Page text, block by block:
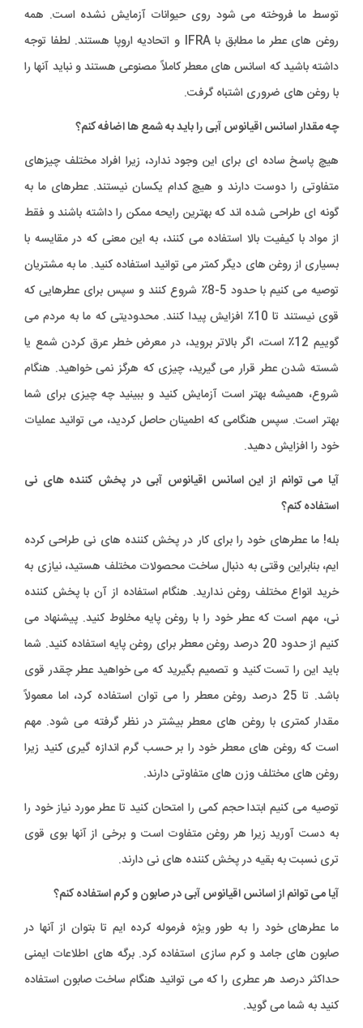
توسط ما فروخته می شود روی حیوانات آزمایش نشده است. همه
روغن های عطر ما مطابق با IFRA و اتحادیه اروپا هستند. لطفا توجه
داشته باشید که اسانس های معطر کاملاً مصنوعی هستند و نباید آنها را
با روغن های ضروری اشتباه گرفت.
چه مقدار اسانس اقیانوس آبی را باید به شمع ها اضافه کنم؟
هیچ پاسخ ساده ای برای این وجود ندارد، زیرا افراد مختلف چیزهای
متفاوتی را دوست دارند و هیچ کدام یکسان نیستند. عطرهای ما به
گونه ای طراحی شده اند که بهترین رایحه ممکن را داشته باشند و فقط
از مواد با کیفیت بالا استفاده می کنند، به این معنی که در مقایسه با
بسیاری از روغن های دیگر کمتر می توانید استفاده کنید. ما به مشتریان
توصیه می کنیم با حدود 5-8٪ شروع کنند و سپس برای عطرهایی که
قوی نیستند تا 10٪ افزایش پیدا کنند. محدودیتی که ما به مردم می
گوییم 12٪ است، اگر بالاتر بروید، در معرض خطر عرق کردن شمع یا
شسته شدن عطر قرار می گیرید، چیزی که هرگز نمی خواهید. هنگام
شروع، همیشه بهتر است آزمایش کنید و ببینید چه چیزی برای شما
بهتر است. سپس هنگامی که اطمینان حاصل کردید، می توانید عملیات
خود را افزایش دهید.
آیا می توانم از این اسانس اقیانوس آبی در پخش کننده های نی
استفاده کنم؟
بله! ما عطرهای خود را برای کار در پخش کننده های نی طراحی کرده
ایم، بنابراین وقتی به دنبال ساخت محصولات مختلف هستید، نیازی به
خرید انواع مختلف روغن ندارید. هنگام استفاده از آن با پخش کننده
نی، مهم است که عطر خود را با روغن پایه مخلوط کنید. پیشنهاد می
کنیم از حدود 20 درصد روغن معطر برای روغن پایه استفاده کنید. شما
باید این را تست کنید و تصمیم بگیرید که می خواهید عطر چقدر قوی
باشد. تا 25 درصد روغن معطر را می توان استفاده کرد، اما معمولاً
مقدار کمتری با روغن های معطر بیشتر در نظر گرفته می شود. مهم
است که روغن های معطر خود را بر حسب گرم اندازه گیری کنید زیرا
روغن های مختلف وزن های متفاوتی دارند.
توصیه می کنیم ابتدا حجم کمی را امتحان کنید تا عطر مورد نیاز خود را
به دست آورید زیرا هر روغن متفاوت است و برخی از آنها بوی قوی
تری نسبت به بقیه در پخش کننده های نی دارند.
آیا می توانم از اسانس اقیانوس آبی در صابون و کرم استفاده کنم؟
ما عطرهای خود را به طور ویژه فرموله کرده ایم تا بتوان از آنها در
صابون های جامد و کرم سازی استفاده کرد. برگه های اطلاعات ایمنی
حداکثر درصد هر عطری را که می توانید هنگام ساخت صابون استفاده
کنید به شما می گوید.